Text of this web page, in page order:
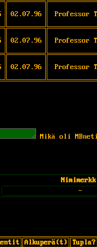
02.07.96 Professor
02.07.96 Professor
02.07.96 Professor
Mikä oli
-
Alkuperä(t) Tupla?